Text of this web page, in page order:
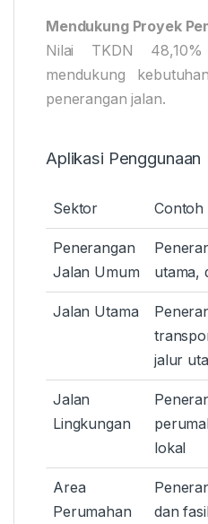
Mendukung Proyek
Nilai TKDN
mendukung
penerangan jalan.
Aplikasi Penggunaan
Sektor Contoh
Penerangan
Jalan Umum
utama,
Jalan Utama
jalur
Jalan
Lingkungan
lokal
Area
Perumahan
dan